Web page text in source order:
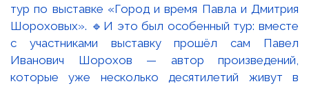
тур по выставке «Город и время Павла и Дмитрия
Шороховых». 🔹И это был особенный тур: вместе
с участниками выставку прошёл сам Павел
Иванович Шорохов — автор произведений,
которые уже несколько десятилетий живут в